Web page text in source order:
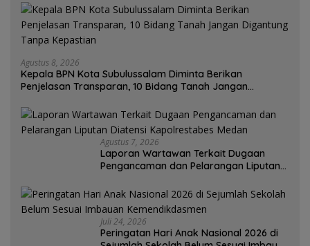
Agustus 8, 2026
Kepala BPN Kota Subulussalam Diminta Berikan
Penjelasan Transparan, 10 Bidang Tanah Jangan
Agustus 7, 2026
Laporan Wartawan Terkait Dugaan
Pengancaman dan Pelarangan Liputan
Juli 24, 2026
Peringatan Hari Anak Nasional 2026 di